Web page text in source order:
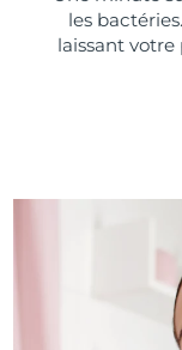
les
laissant